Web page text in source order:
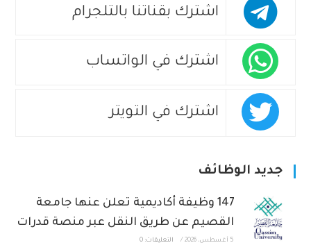
اشترك بقناتنا بالتلجرام
اشترك في الواتساب
اشترك في التويتر
جديد الوظائف
147 وظيفة أكاديمية تعلن عنها جامعة
القصيم عن طريق النقل عبر منصة قدرات
5 أغسطس، 2026 / التعليقات: 0